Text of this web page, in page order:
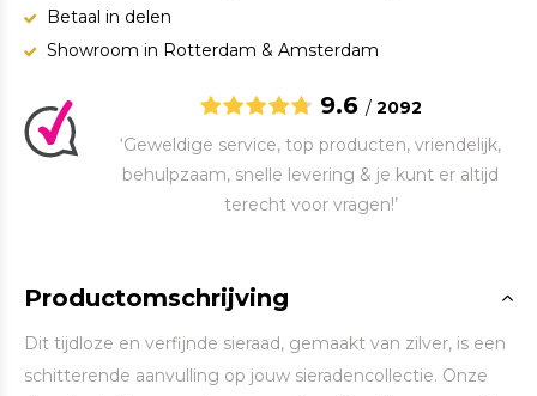
Betaal in delen
Showroom in Rotterdam & Amsterdam
9.6 / 2092
‘Geweldige service, top producten, vriendelijk,
behulpzaam, snelle levering & je kunt er altijd
terecht voor vragen!’
Productomschrijving
Dit tijdloze en verfijnde sieraad, gemaakt van zilver, is een
schitterende aanvulling op jouw sieradencollectie. Onze